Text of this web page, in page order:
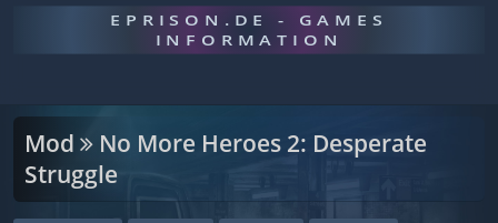
EPRISON.DE - GAMES
INFORMATION
Mod
No More Heroes 2: Desperate
Struggle